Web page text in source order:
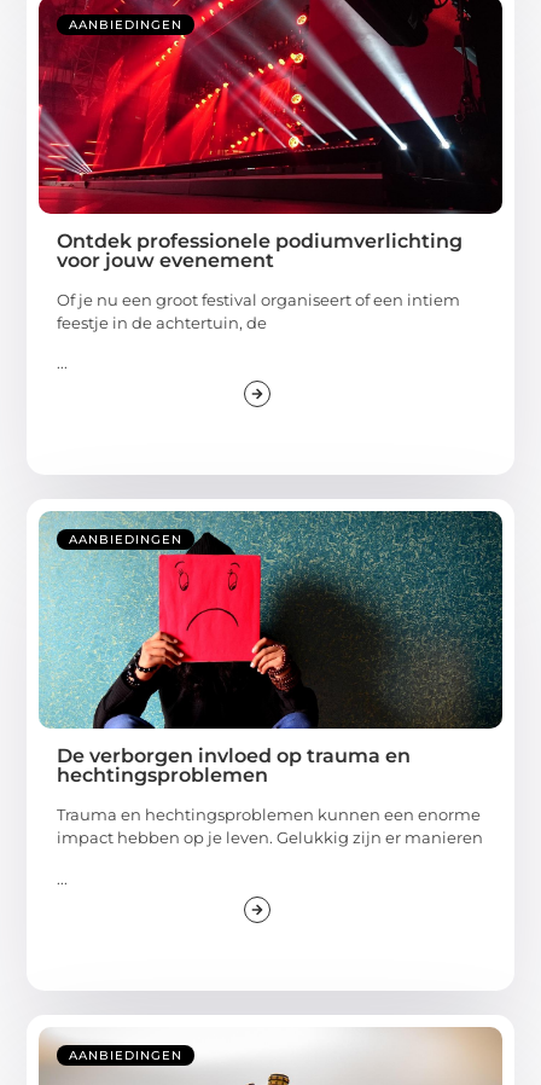
AANBIEDINGEN
Ontdek professionele podiumverlichting
voor jouw evenement
Of je nu een groot festival organiseert of een intiem
feestje in de achtertuin, de
...
AANBIEDINGEN
De verborgen invloed op trauma en
hechtingsproblemen
Trauma en hechtingsproblemen kunnen een enorme
impact hebben op je leven. Gelukkig zijn er manieren
...
AANBIEDINGEN